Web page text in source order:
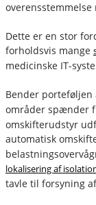
overensstemmelse
Dette er en stor
forholdsvis mange
medicinske IT-
Bender porteføljen
områder spænder
omskifterudstyr
automatisk
lokalisering af
tavle til forsyning